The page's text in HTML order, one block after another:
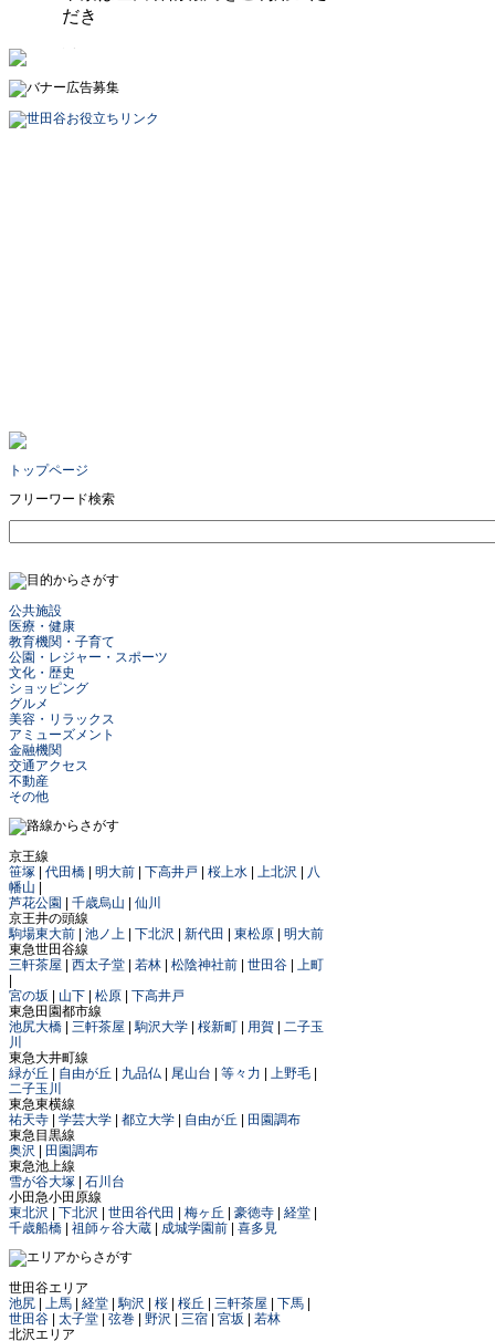
トップページ
フリーワード検索
公共施設
医療・健康
教育機関・子育て
公園・レジャー・スポーツ
文化・歴史
ショッピング
グルメ
美容・リラックス
アミューズメント
金融機関
交通アクセス
不動産
その他
京王線
笹塚
代田橋 明大前 下高井戸 桜上水 上北沢
八
幡山
芦花公園
千歳烏山
仙川
京王井の頭線
駒場東大前
池ノ上 下北沢 新代田 東松原
明大前
東急世田谷線
三軒茶屋
西太子堂 若林 松陰神社前 世田谷
上町
宮の坂
山下 松原
下高井戸
東急田園都市線
池尻大橋
三軒茶屋 |駒沢大学 桜新町 用賀
二子玉
川
東急大井町線
緑が丘
自由が丘 九品仏 尾山台 等々力 上野毛
二子玉川
東急東横線
祐天寺
学芸大学 都立大学 自由が丘
田園調布
東急目黒線
奥沢
田園調布
東急池上線
雪が谷大塚
石川台
小田急小田原線
東北沢
下北沢 世田谷代田 梅ヶ丘 豪徳寺 経堂
千歳船橋
祖師ヶ谷大蔵 成城学園前 喜多見
世田谷エリア
池尻
上馬 経堂 |駒沢 桜 桜丘 三軒茶屋 下馬
世田谷
太子堂 弦巻 野沢 三宿 宮坂
若林
北沢エリア